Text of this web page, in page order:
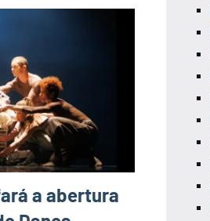
a abertura